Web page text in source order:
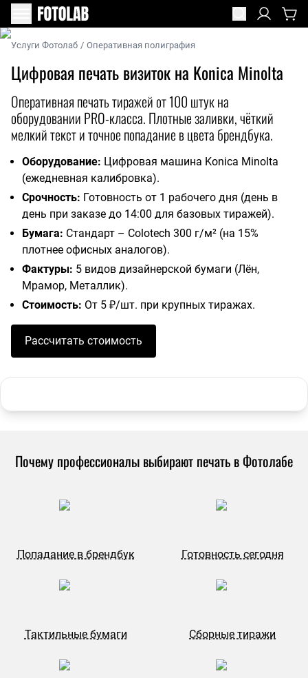
Услуги Фотолаб / Оперативная полиграфия
Цифровая печать визиток на Konica Minolta
Оперативная печать тиражей от 100 штук на
оборудовании PRO-класса. Плотные заливки, чёткий
мелкий текст и точное попадание в цвета брендбука.
Оборудование: Цифровая машина Konica Minolta
(ежедневная калибровка).
Срочность: Готовность от 1 рабочего дня (день в
день при заказе до 14:00 для базовых тиражей).
Бумага: Стандарт – Colotech 300 г/м² (на 15%
плотнее офисных аналогов).
Фактуры: 5 видов дизайнерской бумаги (Лён,
Мрамор, Металлик).
Стоимость: От 5 ₽/шт. при крупных тиражах.
Рассчитать стоимость
Почему профессионалы выбирают печать в Фотолабе
Попадание в брендбук Готовность сегодня
Тактильные бумаги Сборные тиражи